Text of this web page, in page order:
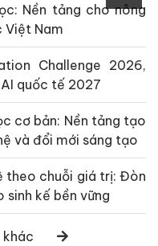
Nền tảng cho nông
Việt Nam
Challenge 2026,
quốc tế 2027
cơ bản: Nền tảng tạo
và đổi mới sáng tạo
theo chuỗi giá trị: Đòn
sinh kế bền vững